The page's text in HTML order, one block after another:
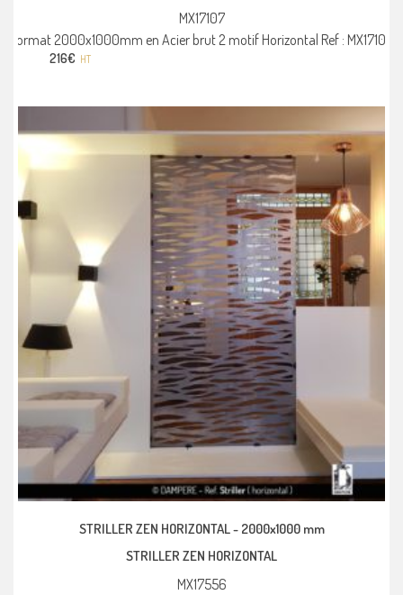
MX17107
Format 2000x1000mm en Acier brut 2 motif Horizontal Ref : MX17107
216€ HT
STRILLER ZEN HORIZONTAL - 2000x1000 mm
STRILLER ZEN HORIZONTAL
MX17556